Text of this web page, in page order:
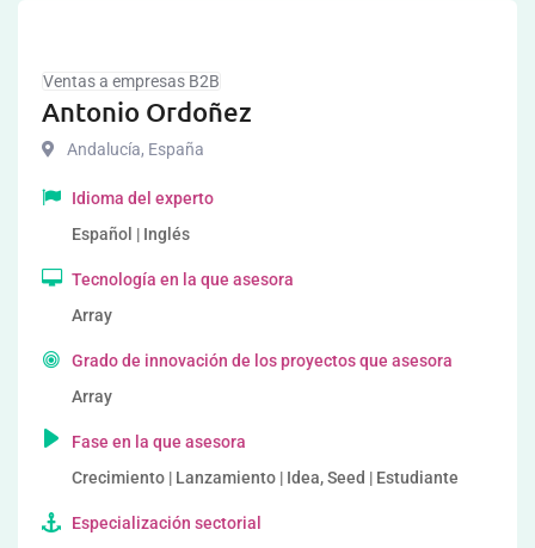
Ventas a empresas B2B
Antonio Ordoñez
Andalucía, España
Idioma del experto
Español | Inglés
Tecnología en la que asesora
Array
Grado de innovación de los proyectos que asesora
Array
Fase en la que asesora
Crecimiento | Lanzamiento | Idea, Seed | Estudiante
Especialización sectorial